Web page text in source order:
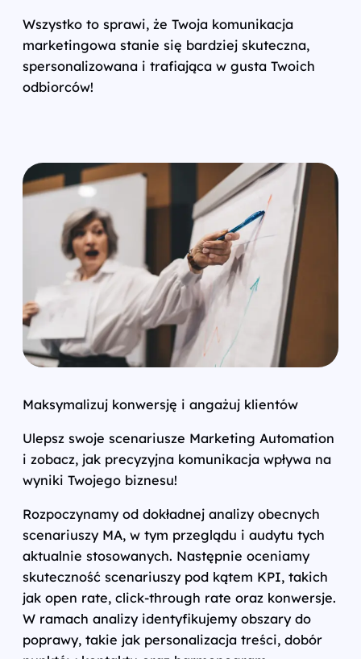
Wszystko to sprawi, że Twoja komunikacja
marketingowa stanie się bardziej skuteczna,
spersonalizowana i trafiająca w gusta Twoich
odbiorców!
Maksymalizuj konwersję i angażuj klientów
Ulepsz swoje scenariusze Marketing Automation
i zobacz, jak precyzyjna komunikacja wpływa na
wyniki Twojego biznesu!
Rozpoczynamy od dokładnej analizy obecnych
scenariuszy MA, w tym przeglądu i audytu tych
aktualnie stosowanych. Następnie oceniamy
skuteczność scenariuszy pod kątem KPI, takich
jak open rate, click-through rate oraz konwersje.
W ramach analizy identyfikujemy obszary do
poprawy, takie jak personalizacja treści, dobór